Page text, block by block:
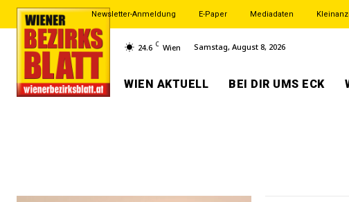
Newsletter-Anmeldung E-Paper Mediadaten
24.6 C Wien Samstag, August 8, 2026
WIEN AKTUELL BEI DIR UMS ECK